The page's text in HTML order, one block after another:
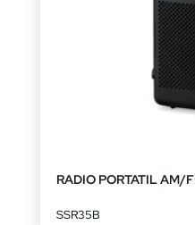
RADIO PORTATIL AM/
SSR35B